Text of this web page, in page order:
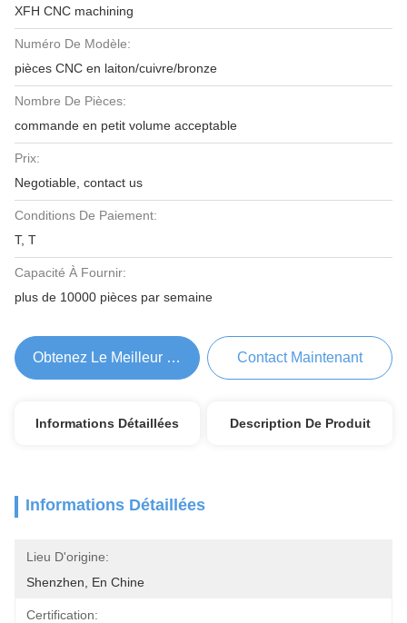
XFH CNC machining
Numéro De Modèle:
pièces CNC en laiton/cuivre/bronze
Nombre De Pièces:
commande en petit volume acceptable
Prix:
Negotiable, contact us
Conditions De Paiement:
T, T
Capacité À Fournir:
plus de 10000 pièces par semaine
Obtenez Le Meilleur Prix Contact Maintenant
Informations Détaillées Description De Produit
Informations Détaillées
Lieu D'origine:
Shenzhen, En Chine
Certification: